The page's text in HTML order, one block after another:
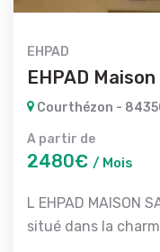
EHPAD
EHPAD
Courthézon -
A partir de
2480€ / Mois
L EHPAD MAISON
situé dans la